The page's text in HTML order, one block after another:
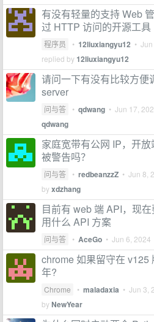
有没有轻量的支持 Web
过 HTTP 访问的开源工具
程序员 • 12liuxiangyu12 •
replied by12liuxiangyu12
请问一下有没有比较方便
server
问与答 • qdwang • Jun 17,
qdwang
家庭宽带有公网 IP，开
被警告吗？
问与答 • redbeanzzZ • Jun 8,
byxdzhang
目前有 web 端 API，现
用什么 API 方案
问与答 • AceGo • Jun 6, 2024
chrome 如果留守在 v125
年?
Chrome • maladaxia • Jun 3,
byNewYear